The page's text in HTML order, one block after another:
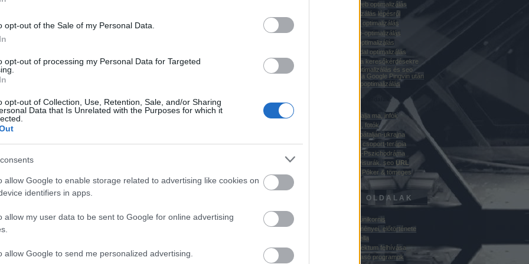
opt-out of the Sale of my Personal Data.
opt-out of processing my Personal Data for Targeted
opt-out of Collection, Use, Retention, Sale, and/or Sharing
Data that Is Unrelated with the Purposes for which it
allow Google to enable storage related to advertising like cookies on
identifiers in apps.
allow my user data to be sent to Google for online advertising
allow Google to send me personalized advertising.
Honlap-Seo, web optimalizálás
keresőoptimalizálás lépésről
Google honlap optimalizálás
weblap Google-optimalizálás
Honlap-SEO-optimalizálás
Honlap weboldal optimalizálás
új módszerek a keresőkérdésekre
épülő weblap optimalizálás és seo
linképítés terén a Google Pingvin után
arvisura honlapoptimalizálás
Optimalizált favorit-oldalak:
hol van Kárpátalja ma, infók
Ungvári képek, fotók
magyarok kárpátalján-ukrajna
Pszichodráma csoport-terápia
pszichoterápia-Pszichodráma
optimalizált arvisurák. seo URL
casino: Online Póker & tömeges
ÁLLANDÓ OLDALAK
A nimfa és az unikornis
A regény előzményei, előtörténete
A Tejmozi-novella
Az eredeti projektum felhívása
E-könyv felolvasó programok
kommentek
webkörnyezetből
hivatkozásokkal erősítjük a rá
következtében könnyebben
találják valamely kulcsszóra
processzus neve az organikus
keresőoptimalizálás (SEO)
előbb a házát, úgy az istentelen öreg ruszin
a senkiföldjén, amelyről nem lehet
jobban, az életük kisszerűségében melegedő
Hősöm az ottani sűrű havazást
itt gomolygó köddel, és ablakán kinézve
hogy bizonyossá tegye számára, már
ide egy percre, de hazája már
amely bukdácsolva hol kiemelkedik a